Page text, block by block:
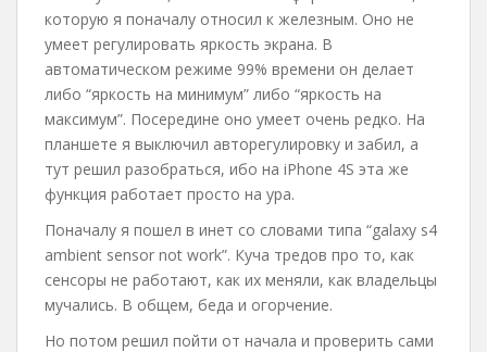
которую я поначалу относил к железным. Оно не
умеет регулировать яркость экрана. В
автоматическом режиме 99% времени он делает
либо “яркость на минимум” либо “яркость на
максимум”. Посередине оно умеет очень редко. На
планшете я выключил авторегулировку и забил, а
тут решил разобраться, ибо на iPhone 4S эта же
функция работает просто на ура.
Поначалу я пошел в инет со словами типа “galaxy s4
ambient sensor not work”. Куча тредов про то, как
сенсоры не работают, как их меняли, как владельцы
мучались. В общем, беда и огорчение.
Но потом решил пойти от начала и проверить сами